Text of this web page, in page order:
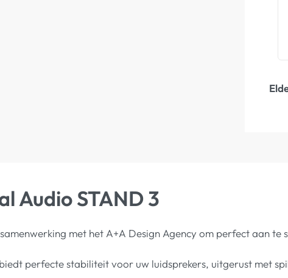
Audio STAND 3
met het A+A Design Agency om perfect aan te
perfecte stabiliteit voor uw luidsprekers, uitgerust met